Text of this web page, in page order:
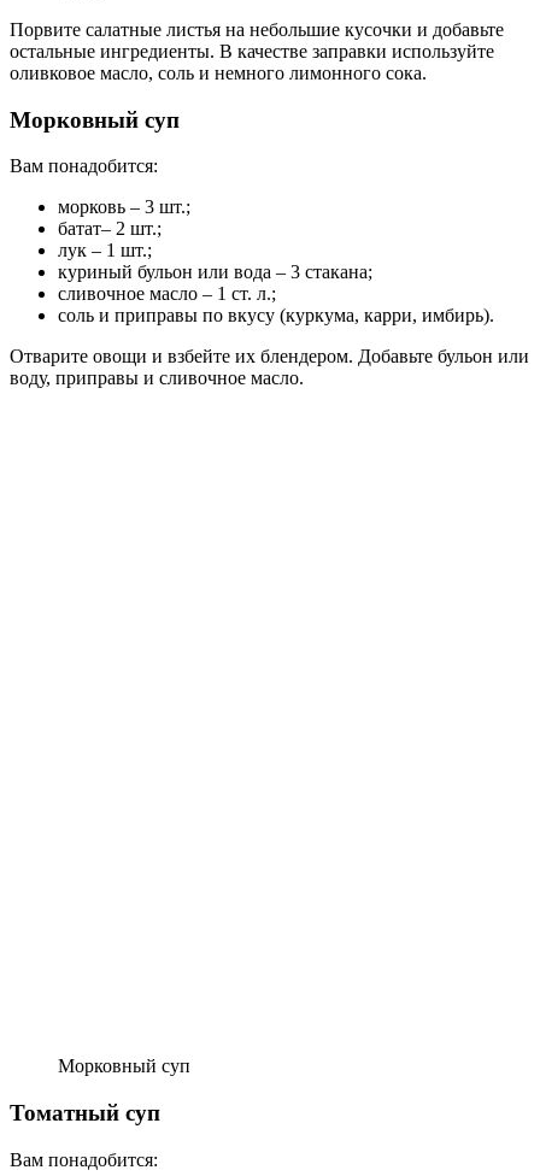
Порвите салатные листья на небольшие кусочки и добавьте
остальные ингредиенты. В качестве заправки используйте
оливковое масло, соль и немного лимонного сока.
Морковный суп
Вам понадобится:
морковь – 3 шт.;
батат– 2 шт.;
лук – 1 шт.;
куриный бульон или вода – 3 стакана;
сливочное масло – 1 ст. л.;
соль и приправы по вкусу (куркума, карри, имбирь).
Отварите овощи и взбейте их блендером. Добавьте бульон или
воду, приправы и сливочное масло.
Морковный суп
Томатный суп
Вам понадобится: